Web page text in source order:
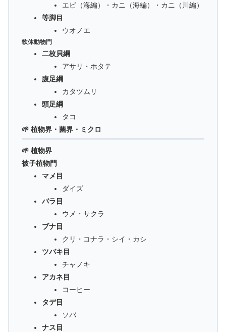
エビ（海編）・カニ（海編）・カニ（川編）
等脚目
ウオノエ
軟体動物門
二枚貝綱
アサリ・ホタテ
腹足綱
カタツムリ
頭足綱
タコ
🌱 植物界・菌界・ミクロ
🌱 植物界
被子植物門
マメ目
ダイズ
バラ目
ウメ・サクラ
ブナ目
クリ・コナラ・シイ・カシ
ツバキ目
チャノキ
アカネ目
コーヒー
タデ目
ソバ
ナス目